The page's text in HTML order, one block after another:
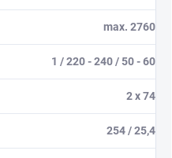
max. 2760
1 / 220 - 240 / 50 - 60
2 x 74
254 / 25,4